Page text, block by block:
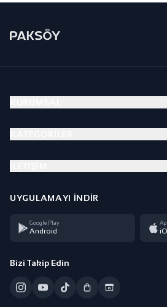
UYGULAMAYI İNDIR
Google Play
Android
Bizi Takip Edin